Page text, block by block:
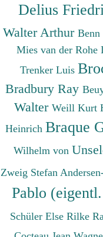
Delius
Walter Arthur
Mies van der Rohe
Trenker Luis
Bradbury Ray
Walter Weill Kurt
Heinrich Braque
Wilhelm von
Zweig Stefan
Pablo
Schüler Else Rilke